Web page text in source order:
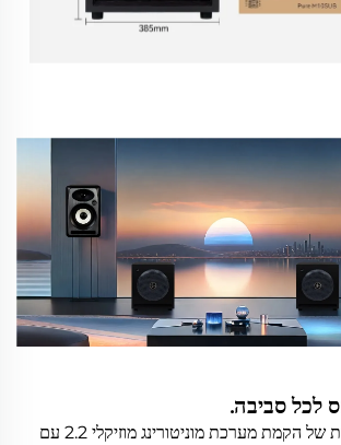
לכל סביבה.
הנה החוויה הראשונית של הקמת מערכת מוניטורינג מוזיקלי 2.2 עם